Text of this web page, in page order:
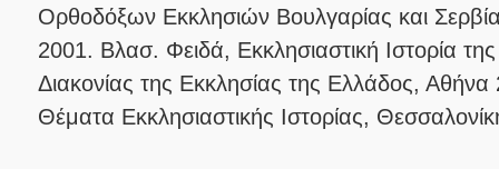
Ορθοδόξων Εκκλησιών Βουλγαρίας και
2001. Βλασ. Φειδά, Εκκλησιαστική Ιστορία
Διακονίας της Εκκλησίας της Ελλάδος,
Θέματα Εκκλησιαστικής Ιστορίας,